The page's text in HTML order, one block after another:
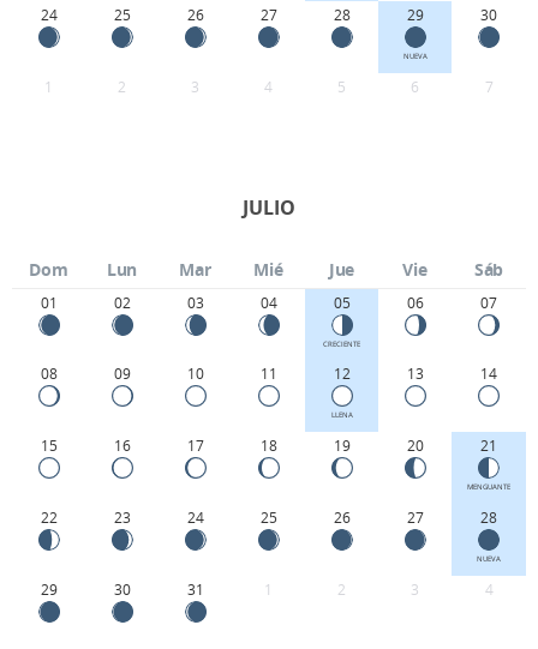
24 25 26 27 28 29
NUEVA
30
1 2 3 4 5 6 7
JULIO
Dom Lun Mar Mié Jue Vie Sáb
01 02 03 04 05
CRECIENTE
06 07
08 09 10 11 12
LLENA
13 14
15 16 17 18 19 20 21
MENGUANTE
22 23 24 25 26 27 28
NUEVA
29 30 31 1 2 3 4